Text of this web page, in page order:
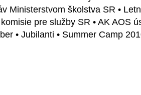
Ministerstvom školstva SR •
pre služby SR • AK AOS
• Jubilanti • Summer Camp